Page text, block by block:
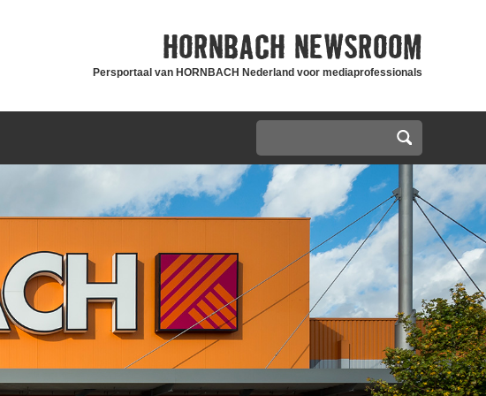
HORNBACH NEWSROOM
Persportaal van HORNBACH Nederland voor mediaprofessionals